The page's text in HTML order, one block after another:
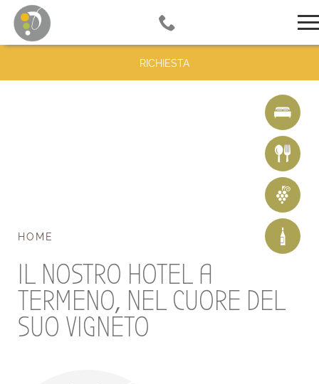
RICHIESTA
HOME
IL NOSTRO HOTEL A
TERMENO, NEL CUORE DEL
SUO VIGNETO